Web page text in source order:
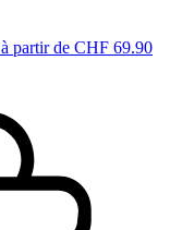
à partir de CHF 69.90